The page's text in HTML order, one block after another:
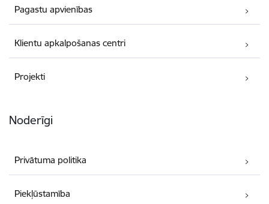
Pagastu apvienības
Klientu apkalpošanas centri
Projekti
Noderīgi
Privātuma politika
Piekļūstamība